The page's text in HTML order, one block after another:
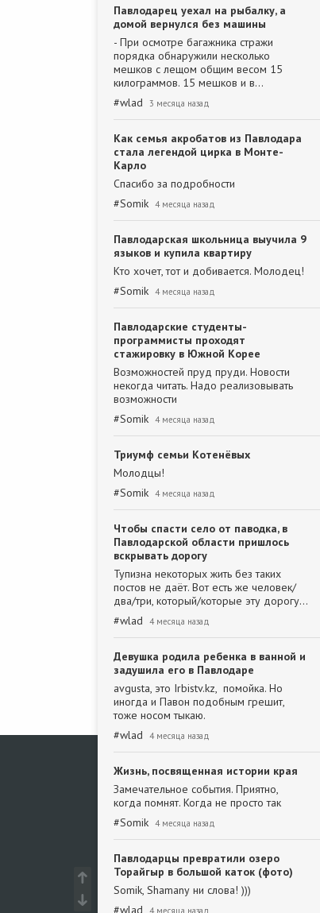
Павлодарец уехал на рыбалку, а
домой вернулся без машины
- При осмотре багажника стражи
порядка обнаружили несколько
мешков с лещом общим весом 15
килограммов. 15 мешков и в…
#wlad 3 месяца назад
Как семья акробатов из Павлодара
стала легендой цирка в Монте-
Карло
Спасибо за подробности
#Somik 4 месяца назад
Павлодарская школьница выучила 9
языков и купила квартиру
Кто хочет, тот и добивается. Молодец!
#Somik 4 месяца назад
Павлодарские студенты-
программисты проходят
стажировку в Южной Корее
Возможностей пруд пруди. Новости
некогда читать. Надо реализовывать
возможности
#Somik 4 месяца назад
Триумф семьи Котенёвых
Молодцы!
#Somik 4 месяца назад
Чтобы спасти село от паводка, в
Павлодарской области пришлось
вскрывать дорогу
Тупизна некоторых жить без таких
постов не даёт. Вот есть же человек/
два/три, который/которые эту дорогу…
#wlad 4 месяца назад
Девушка родила ребенка в ванной и
задушила его в Павлодаре
avgusta, это Irbistv.kz, помойка. Но
иногда и Павон подобным грешит,
тоже носом тыкаю.
#wlad 4 месяца назад
Жизнь, посвященная истории края
Замечательное события. Приятно,
когда помнят. Когда не просто так
#Somik 4 месяца назад
Павлодарцы превратили озеро
Торайгыр в большой каток (фото)
Somik, Shamanу ни слова! )))
#wlad 4 месяца назад